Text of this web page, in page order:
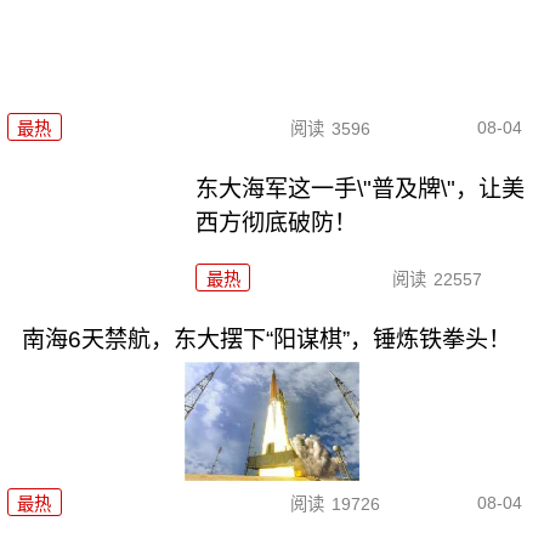
最热 阅读 3596 08-04
东大海军这一手\"普及牌\"，让美
西方彻底破防！
最热 阅读 22557
南海6天禁航，东大摆下“阳谋棋”，锤炼铁拳头！
最热 阅读 19726 08-04